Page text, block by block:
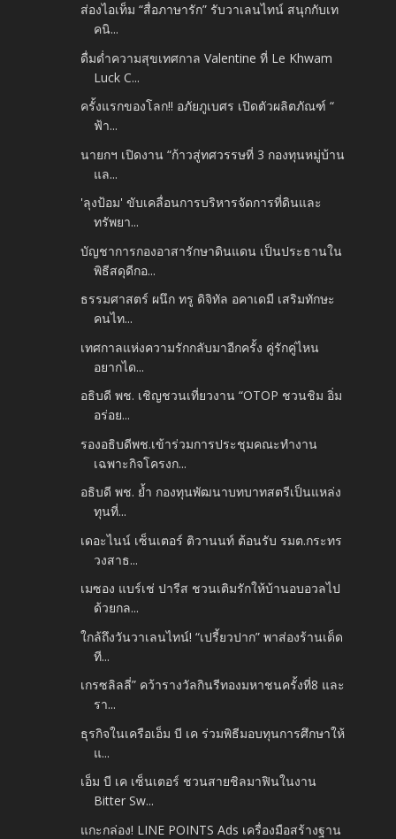
ส่องไอเท็ม “สื่อภาษารัก” รับวาเลนไทน์ สนุกกับเท
คนิ...
ดื่มด่ำความสุขเทศกาล Valentine ที่ Le Khwam
Luck C...
ครั้งแรกของโลก!! อภัยภูเบศร เปิดตัวผลิตภัณฑ์ “
ฟ้า...
นายกฯ เปิดงาน “ก้าวสู่ทศวรรษที่ 3 กองทุนหมู่บ้าน
แล...
'ลุงป้อม' ขับเคลื่อนการบริหารจัดการที่ดินและ
ทรัพยา...
บัญชาการกองอาสารักษาดินแดน เป็นประธานใน
พิธีสดุดีกอ...
ธรรมศาสตร์ ผนึก ทรู ดิจิทัล อคาเดมี เสริมทักษะ
คนไท...
เทศกาลแห่งความรักกลับมาอีกครั้ง คู่รักคู่ไหน
อยากได...
อธิบดี พช. เชิญชวนเที่ยวงาน “OTOP ชวนชิม อิ่ม
อร่อย...
รองอธิบดีพช.เข้าร่วมการประชุมคณะทำงาน
เฉพาะกิจโครงก...
อธิบดี พช. ย้ำ กองทุนพัฒนาบทบาทสตรีเป็นแหล่ง
ทุนที่...
เดอะไนน์ เซ็นเตอร์ ติวานนท์ ต้อนรับ รมต.กระทร
วงสาธ...
เมซอง แบร์เช่ ปารีส ชวนเติมรักให้บ้านอบอวลไป
ด้วยกล...
ใกล้ถึงวันวาเลนไทน์! “เปรี้ยวปาก” พาส่องร้านเด็ด
ที...
เกรซลิลลี่” คว้ารางวัลกินรีทองมหาชนครั้งที่8 และ
รา...
ธุรกิจในเครือเอ็ม บี เค ร่วมพิธีมอบทุนการศึกษาให้
แ...
เอ็ม บี เค เซ็นเตอร์ ชวนสายชิลมาฟินในงาน
Bitter Sw...
แกะกล่อง! LINE POINTS Ads เครื่องมือสร้างฐาน